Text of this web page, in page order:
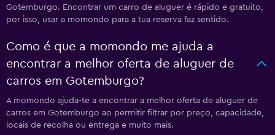
Gotemburgo. Encontrar um carro de aluguer é rápido e gratuito,
por isso, usar a momondo para a tua reserva faz sentido.
Como é que a momondo me ajuda a
encontrar a melhor oferta de aluguer de
carros em Gotemburgo?
A momondo ajuda-te a encontrar a melhor oferta de aluguer de
carros em Gotemburgo ao permitir filtrar por preço, capacidade,
locais de recolha ou entrega e muito mais.